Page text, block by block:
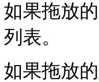
如果拖放
列表。
如果拖放